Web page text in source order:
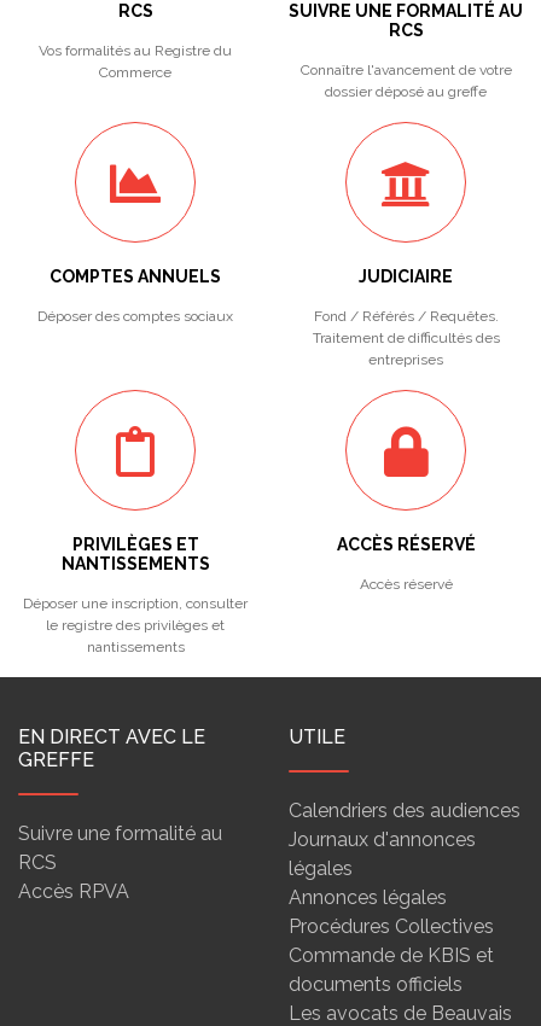
RCS
Vos formalités au Registre du
Commerce
SUIVRE UNE FORMALITÉ AU
RCS
Connaître l'avancement de votre
dossier déposé au greffe
COMPTES ANNUELS
Déposer des comptes sociaux
JUDICIAIRE
Fond / Référés / Requêtes.
Traitement de difficultés des
entreprises
PRIVILÈGES ET
NANTISSEMENTS
Déposer une inscription, consulter
le registre des privilèges et
nantissements
ACCÈS RÉSERVÉ
Accès réservé
EN DIRECT AVEC LE
GREFFE
Suivre une formalité au
RCS
Accès RPVA
UTILE
Calendriers des audiences
Journaux d'annonces
légales
Annonces légales
Procédures Collectives
Commande de KBIS et
documents officiels
Les avocats de Beauvais